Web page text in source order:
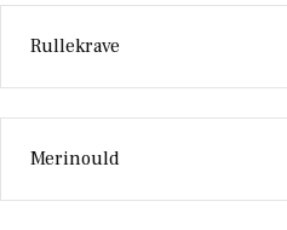
Rullekrave
Merinould